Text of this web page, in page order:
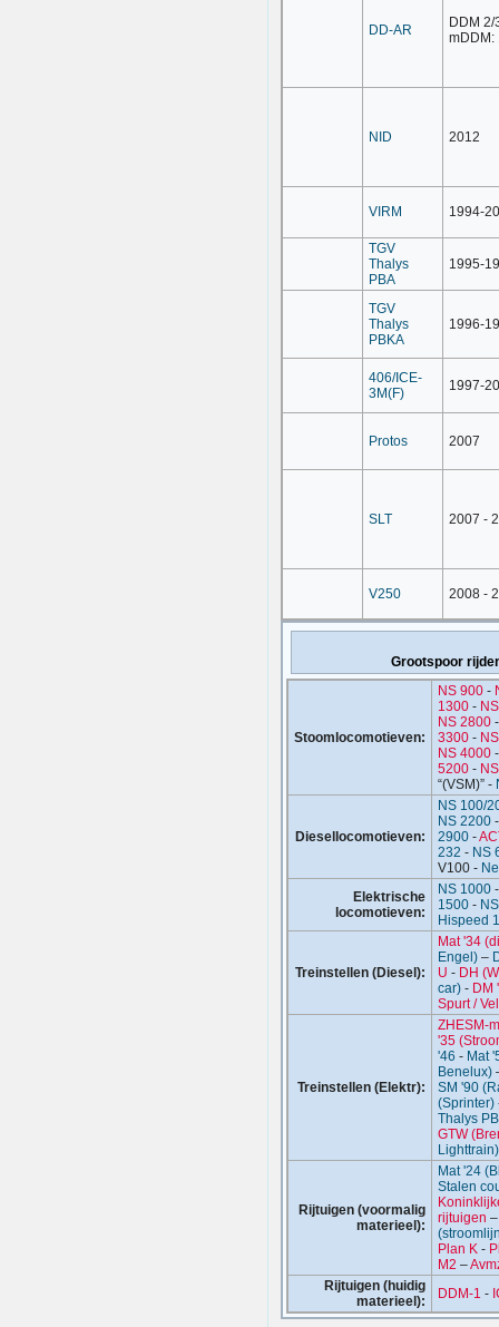
mDDM:
TGV
Thalys
PBA
TGV
Thalys
PBKA
3M(F)
NS 900-
1300-
NS 2800
3300-
NS 4000
5200-
“(VSM)” -
NS 100/
NS 2200
2900-
232- NS
V100 -
Elektrische
locomotieven:
NS 1000
1500-
Hispeed
Mat '34
Engel)–
U-DH
car)-DM
Spurt /
ZHESM-
'35
'46-Mat
Benelux)
SM '90
(Sprinter)
Thalys
GTW
Lighttrain)
materieel):
Mat '24
Stalen
rijtuigen
Plan K-
M2–
Rijtuigen (huidig
materieel):
DDM-1-